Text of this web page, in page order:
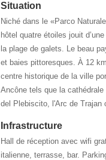
Situation
Niché dans le «Parco
hôtel quatre étoiles jouit
la plage de galets. Le beau
et baies pittoresques. À 12
centre historique de la ville
Ancône tels que la
del Plebiscito, l'Arc de Trajan
Infrastructure
Hall de réception avec wifi
italienne, terrasse, bar.